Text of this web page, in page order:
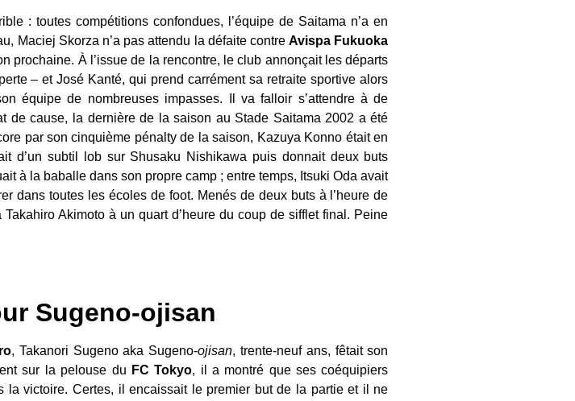
: toutes compétitions confondues, l’équipe de Saitama n’a en
Maciej Skorza n’a pas attendu la défaite contreAvispa Fukuoka
prochaine. À l’issue de la rencontre, le club annonçait les départs
– et José Kanté, qui prend carrément sa retraite sportive alors
équipe de nombreuses impasses. Il va falloir s’attendre à de
de cause, la dernière de la saison au Stade Saitama 2002 a été
par son cinquième pénalty de la saison, Kazuya Konno était en
d’un subtil lob sur Shusaku Nishikawa puis donnait deux buts
à la baballe dans son propre camp ; entre temps, Itsuki Oda avait
dans toutes les écoles de foot. Menés de deux buts à l’heure de
Akimoto à un quart d’heure du coup de sifflet final. Peine
Sugeno-ojisan
, Takanori Sugeno aka Sugeno-ojisan, trente-neuf ans, fêtait son
sur la pelouse du FC Tokyo, il a montré que ses coéquipiers
la victoire. Certes, il encaissait le premier but de la partie et il ne